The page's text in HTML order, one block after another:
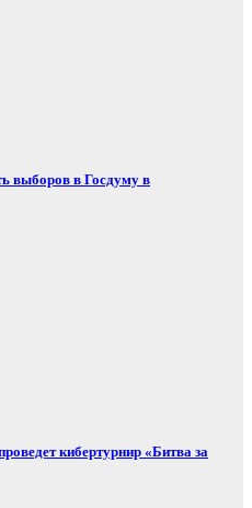
выборов в Госдуму в
кибертурнир «Битва за